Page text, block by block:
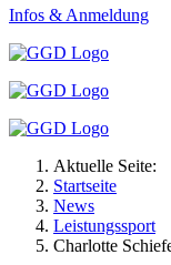
Infos & Anmeldung
Aktuelle Seite:
Startseite
News
Leistungssport
Charlotte